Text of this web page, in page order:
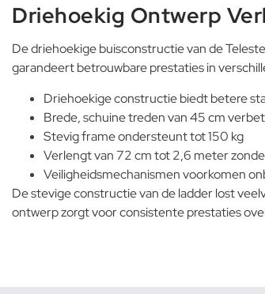
Driehoekig Ontwerp
De driehoekige buisconstructie van de
garandeert betrouwbare prestaties in
Driehoekige constructie biedt betere
Brede, schuine treden van 45 cm
Stevig frame ondersteunt tot 150 kg
Verlengt van 72 cm tot 2,6 meter
Veiligheidsmechanismen voorkomen
De stevige constructie van de ladder lost
ontwerp zorgt voor consistente prestaties